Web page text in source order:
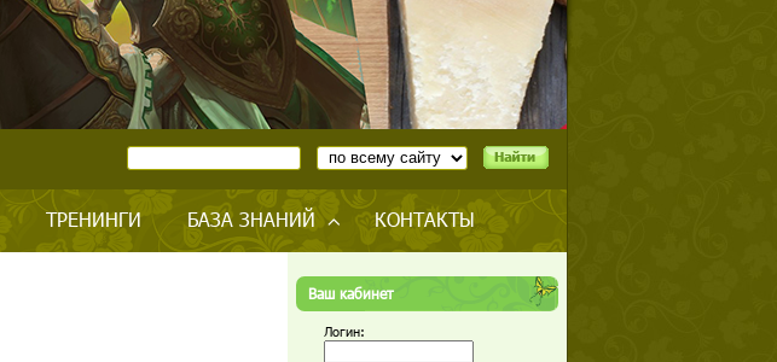
ТРЕНИНГИ БАЗА ЗНАНИЙ КОНТАКТЫ
Ваш кабинет
Логин: